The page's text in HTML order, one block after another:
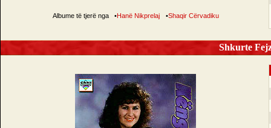
Albume të tjerë nga •Hanë Nikprelaj •Shaqir Cërvadiku
Shkurte